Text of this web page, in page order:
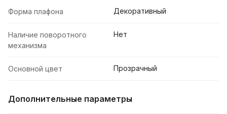
Форма плафона Декоративный
Наличие поворотного
механизма
Нет
Основной цвет Прозрачный
Дополнительные параметры